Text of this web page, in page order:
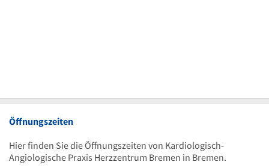
Öffnungszeiten
Hier finden Sie die Öffnungszeiten von Kardiologisch-
Angiologische Praxis Herzzentrum Bremen in Bremen.